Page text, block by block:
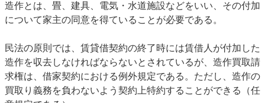
造作とは、畳、建具、電気・水道施設などをいい、その付加
について家主の同意を得ていることが必要である。
民法の原則では、賃貸借契約の終了時には賃借人が付加した
造作を収去しなければならないとされているが、造作買取請
求権は、借家契約における例外規定である。ただし、造作の
買取り義務を負わないよう契約上特約することができる（任